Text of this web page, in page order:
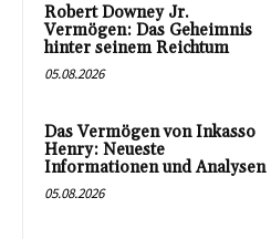
Robert Downey Jr.
Vermögen: Das Geheimnis
hinter seinem Reichtum
05.08.2026
Das Vermögen von Inkasso
Henry: Neueste
Informationen und Analysen
05.08.2026